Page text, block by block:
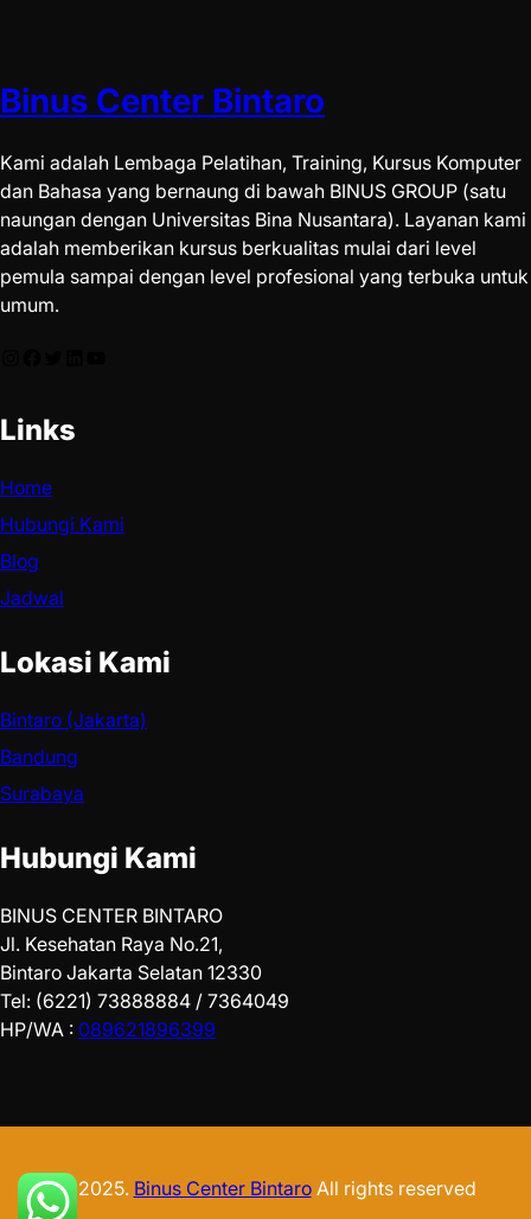
Binus Center Bintaro
Kami adalah Lembaga Pelatihan, Training, Kursus Komputer
dan Bahasa yang bernaung di bawah BINUS GROUP (satu
naungan dengan Universitas Bina Nusantara). Layanan kami
adalah memberikan kursus berkualitas mulai dari level
pemula sampai dengan level profesional yang terbuka untuk
umum.
Links
Home
Hubungi Kami
Blog
Jadwal
Lokasi Kami
Bintaro (Jakarta)
Bandung
Surabaya
Hubungi Kami
BINUS CENTER BINTARO
Jl. Kesehatan Raya No.21,
Bintaro Jakarta Selatan 12330
Tel: (6221) 73888884 / 7364049
HP/WA : 089621896399
© 2025. Binus Center BintaroAll rights reserved